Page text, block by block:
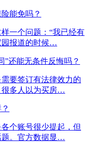
能免吗？
一个问题：“我已经有
园报道的时候…
”还能无条件反悔吗？
要签订有法律效力的
很多人以为买房…
个账号很少提起，但
题。官方数据显…